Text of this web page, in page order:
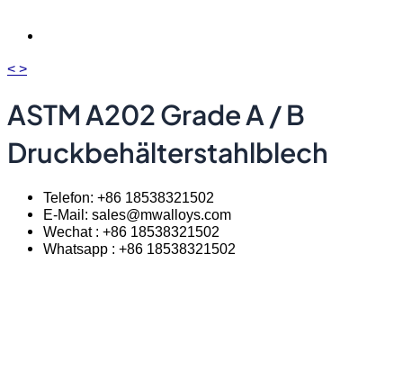
< >
ASTM A202 Grade A / B
Druckbehälterstahlblech
Telefon: +86 18538321502
E-Mail: sales@mwalloys.com
Wechat : +86 18538321502
Whatsapp : +86 18538321502